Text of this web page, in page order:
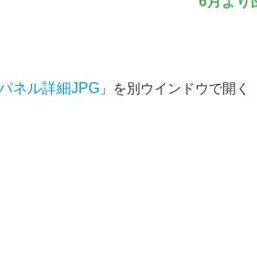
ネル詳細JPG 」を別ウインドウで開く